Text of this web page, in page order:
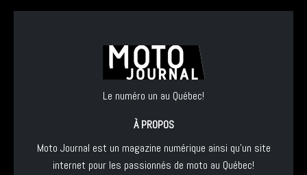
Le numéro un au Québec!
À PROPOS
Moto Journal est un magazine numérique ainsi qu'un site
internet pour les passionnés de moto au Québec!